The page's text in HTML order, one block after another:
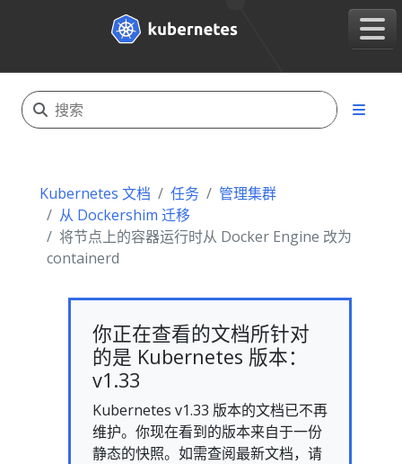
Kubernetes 文档 任务
管理集群
从 Dockershim 迁移
将节点上的容器运行时从 Docker Engine 改为
containerd
你正在查看的文档所针对
的是 Kubernetes 版本：
v1.33
Kubernetes v1.33 版本的文档已不再
维护。你现在看到的版本来自于一份
静态的快照。如需查阅最新文档，请